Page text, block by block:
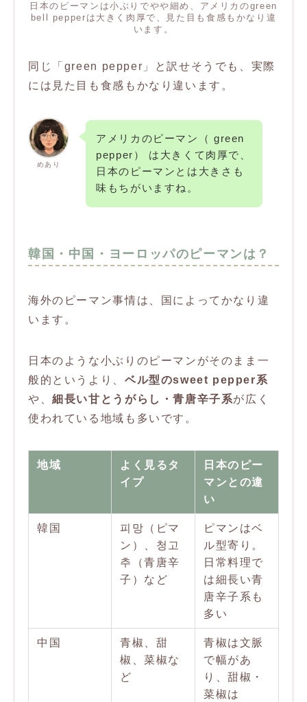
日本のピーマンは小ぶりでやや細め、アメリカのgreen
bell pepperは大きく肉厚で、見た目も食感もかなり違
います。
同じ「green pepper」と訳せそうでも、実際
には見た目も食感もかなり違います。
めあり
アメリカのピーマン（ green
pepper） は大きくて肉厚で、
日本のピーマンとは大きさも
味もちがいますね。
韓国・中国・ヨーロッパのピーマンは？
海外のピーマン事情は、国によってかなり違
います。
日本のような小ぶりのピーマンがそのまま一
般的というより、 ベル型のsweet pepper系
や、細長い甘とうがらし・青唐辛子系が広く
使われている地域も多いです。
地域
よく見るタ
イプ
日本のピー
マンとの違
い
韓国
피망（ピマ
ン）、청고
추（青唐辛
子）など
ピマンはベ
ル型寄り。
日常料理で
は細長い青
唐辛子系も
多い
中国
青椒、甜
椒、菜椒な
ど
青椒は文脈
で幅があ
り、甜椒・
菜椒は